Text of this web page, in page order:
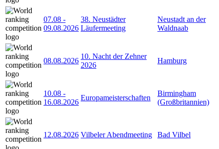
07.08 -
09.08.2026
38. Neustädter
Läufermeeting
Neustadt an der
Waldnaab
08.08.2026
10. Nacht der Zehner
2026
Hamburg
10.08 -
16.08.2026
Europameisterschaften
Birmingham
(Großbritannien)
12.08.2026 Vilbeler Abendmeeting Bad Vilbel